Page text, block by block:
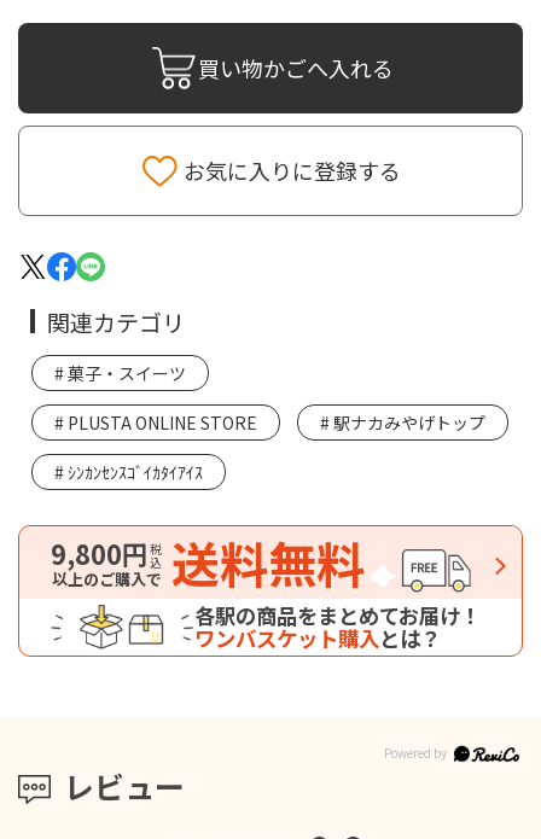
買い物かごへ入れる
お気に入りに登録する
レビュー
関連カテゴリ
菓子・スイーツ
PLUSTA ONLINE STORE 駅ナカみやげトップ
ｼﾝｶﾝｾﾝｽｺﾞｲｶﾀｲｱｲｽ
9,800円税込
以上のご購入で 送料無料
各駅の商品をまとめてお届け！
ワンバスケット購入とは？